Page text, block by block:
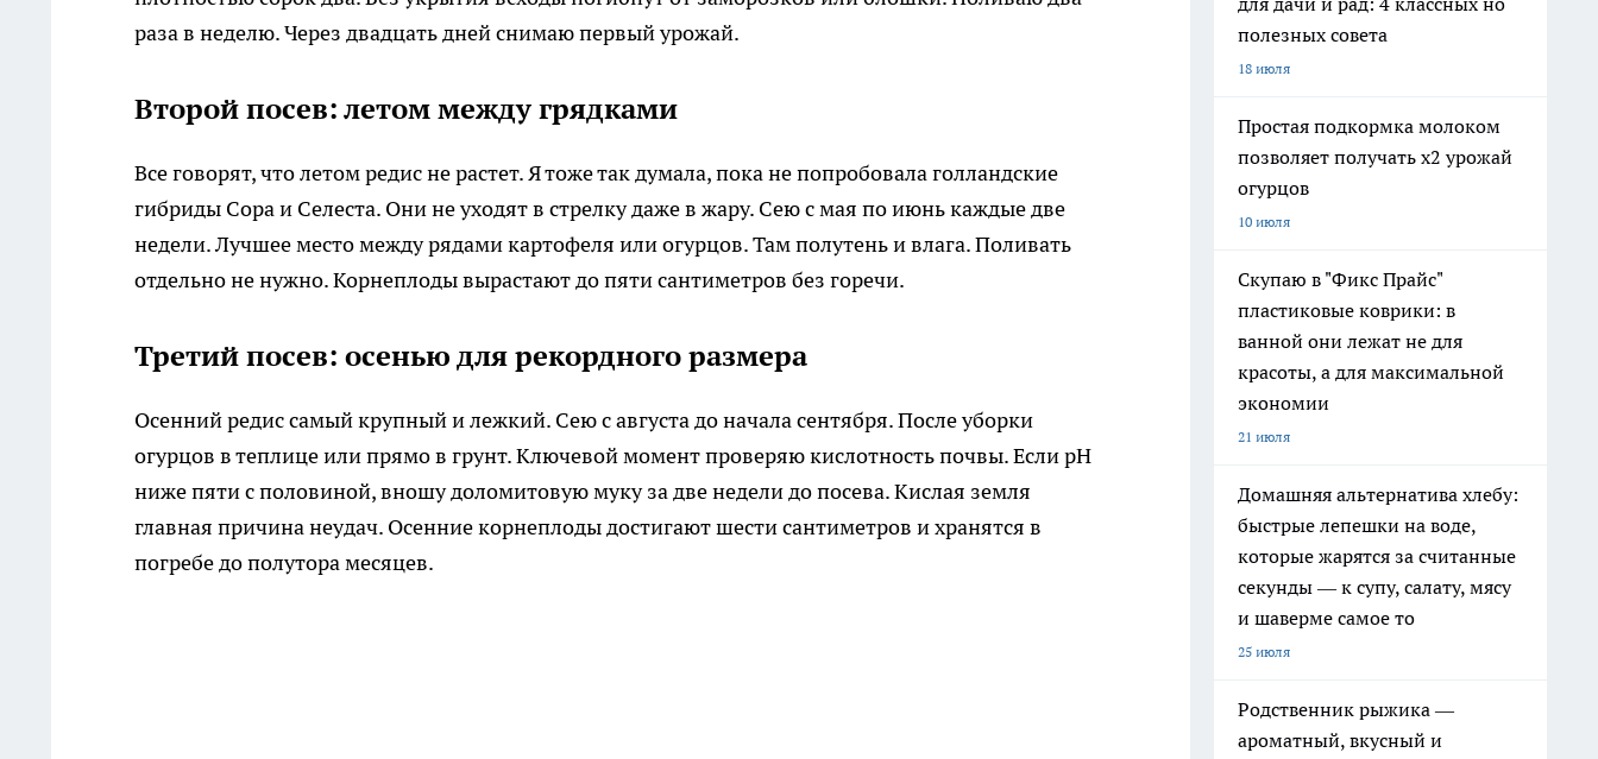
раза в неделю. Через двадцать дней снимаю первый урожай.
Второй посев: летом между грядками
Все говорят, что летом редис не растет. Я тоже так думала, пока не попробовала голландские
гибриды Сора и Селеста. Они не уходят в стрелку даже в жару. Сею с мая по июнь каждые две
недели. Лучшее место между рядами картофеля или огурцов. Там полутень и влага. Поливать
отдельно не нужно. Корнеплоды вырастают до пяти сантиметров без горечи.
Третий посев: осенью для рекордного размера
Осенний редис самый крупный и лежкий. Сею с августа до начала сентября. После уборки
огурцов в теплице или прямо в грунт. Ключевой момент проверяю кислотность почвы. Если pH
ниже пяти с половиной, вношу доломитовую муку за две недели до посева. Кислая земля
главная причина неудач. Осенние корнеплоды достигают шести сантиметров и хранятся в
погребе до полутора месяцев.
полезных совета
18 июля
Простая подкормка молоком
позволяет получать х2 урожай
огурцов
10 июля
Скупаю в "Фикс Прайс"
пластиковые коврики: в
ванной они лежат не для
красоты, а для максимальной
экономии
21 июля
Домашняя альтернатива хлебу:
быстрые лепешки на воде,
которые жарятся за считанные
секунды — к супу, салату, мясу
и шаверме самое то
25 июля
Родственник рыжика —
ароматный, вкусный и